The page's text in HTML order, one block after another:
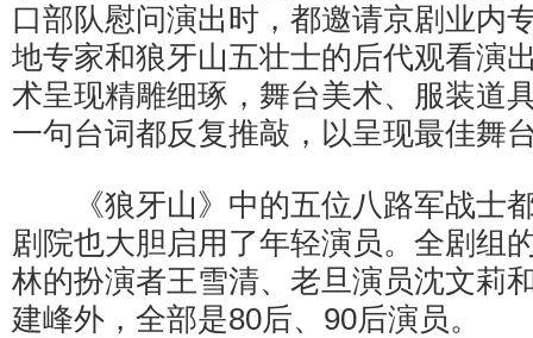
口部队慰问演出时，都邀请京剧业内
地专家和狼牙山五壮士的后代观看演
术呈现精雕细琢，舞台美术、服装道
一句台词都反复推敲，以呈现最佳舞
《狼牙山》中的五位八路军战士
剧院也大胆启用了年轻演员。全剧组
林的扮演者王雪清、老旦演员沈文莉
建峰外，全部是80后、90后演员。